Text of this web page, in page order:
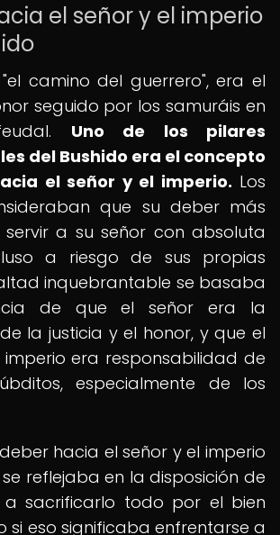
el señor y el imperio
"el camino del guerrero", era el
seguido por los samuráis en
Uno de los pilares
del Bushido era el concepto
el señor y el imperio. Los
que su deber más
a su señor con absoluta
a riesgo de sus propias
inquebrantable se basaba
de que el señor era la
la justicia y el honor, y que el
era responsabilidad de
especialmente de los
hacia el señor y el imperio
reflejaba en la disposición de
a sacrificarlo todo por el bien
si eso significaba enfrentarse a